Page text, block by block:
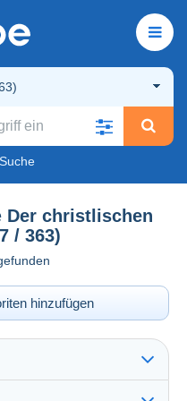
Der christlischen
/ 363)
hinzufügen